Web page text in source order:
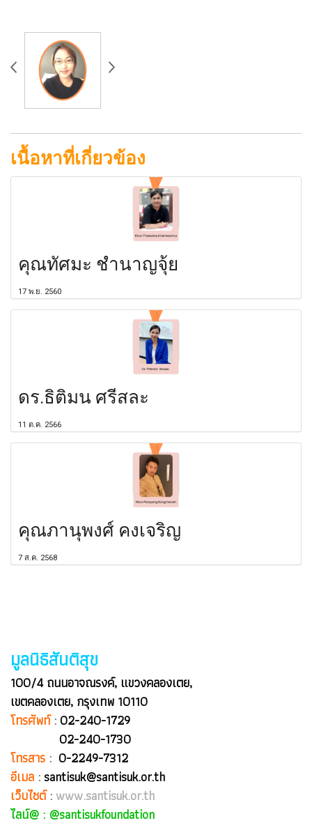
เนื้อหาที่เกี่ยวข้อง
คุณทัศมะ ชำนาญจุ้ย
17 พ.ย. 2560
ดร.ธิติมน ศรีสละ
11 ต.ค. 2566
คุณภานุพงศ์ คงเจริญ
7 ส.ค. 2568
มูลนิธิสันติสุข
100/4 ถนนอาจณรงค์, แขวงคลองเตย,
เขตคลองเตย, กรุงเทพ 10110
โทรศัพท์:02-240-1729
02-240-1730
โทรสาร : 0-2249-7312
อีเมล : santisuk@santisuk.or.th
เว็บไซต์: www.santisuk.or.th
ไลน์@ : @santisukfoundation